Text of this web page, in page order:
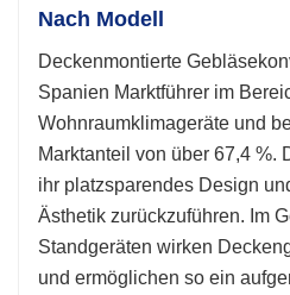
Nach Modell
Deckenmontierte
Spanien Marktführer im
Wohnraumklimageräte und
Marktanteil von über 67,4 %.
ihr platzsparendes Design
Ästhetik zurückzuführen. Im
Standgeräten wirken
und ermöglichen so ein